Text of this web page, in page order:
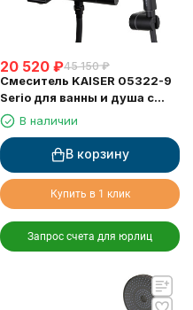
20 520 ₽45 150 ₽
Смеситель KAISER 05322-9
Serio для ванны и душа с
термостатом
В наличии
В корзину
Купить в 1 клик
Запрос счета для юрлиц